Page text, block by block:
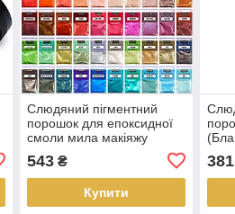
Слюдяний пігментний
порошок для епоксидної
смоли мила макіяжу
манікюру SOAP SHOP 50
пакетів по 2,8 грамма
543₴
Купити
381